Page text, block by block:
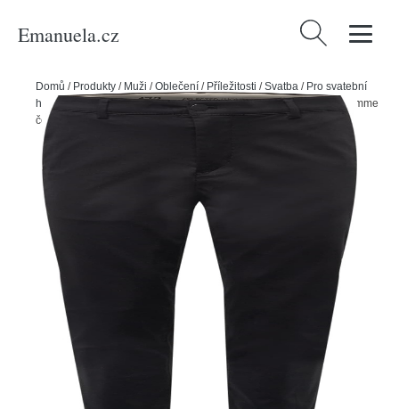
Emanuela.cz Vyhledávání
Domů / Produkty / Muži /Oblečení / Příležitosti /Svatba / Pro svatební
hosty
Spodní díly Chinos/Chino kalhoty 'REPTON' Selected Homme
černá